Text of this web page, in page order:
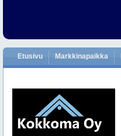
Etusivu Markkinapaikka